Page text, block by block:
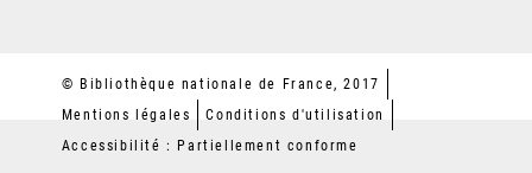
© Bibliothèque nationale de France, 2017
Mentions légales
Conditions d'utilisation
Accessibilité : Partiellement conforme